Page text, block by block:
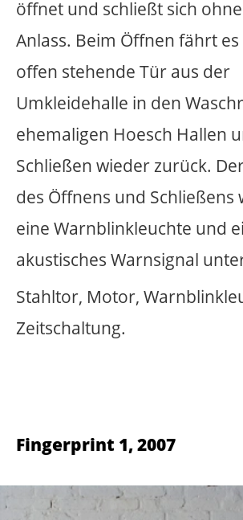
Vor dem Eingang der Hauptschule in
Schöppingen ist im Bereich Gehsteig und
Fahrbahn ein zusätzliches Portal aus
Stahlträgern errichtet worden. Das Tor
hat die Ausmaße von 4,20 Meter Höhe
und 6 Meter Breite. Am Tor befinden sich
den Seiten hin öffnet.
Der Stoff ist aus Glasfaser und
vollkommen wetterfest.
Das Öffnen und Schließen des Vorhanges
geschieht automatisch und richtet sich
Sonneneinstrahlung.
Roter Vorhang, Stahl, 2 Solarpanels mit
Steuerung, 300W Wechselrichter, 200W